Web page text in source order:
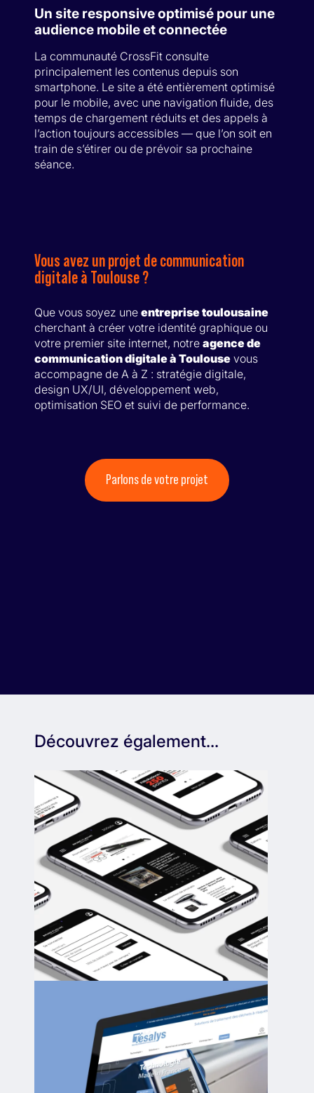
Un site responsive optimisé pour une
audience mobile et connectée
La communauté CrossFit consulte
principalement les contenus depuis son
smartphone. Le site a été entièrement optimisé
pour le mobile, avec une navigation fluide, des
temps de chargement réduits et des appels à
l’action toujours accessibles — que l’on soit en
train de s’étirer ou de prévoir sa prochaine
séance.
Vous avez un projet de communication
digitale à Toulouse ?
Que vous soyez une entreprise toulousaine
cherchant à créer votre identité graphique ou
votre premier site internet, notre agence de
communication digitale à Toulouse vous
accompagne de A à Z : stratégie digitale,
design UX/UI, développement web,
optimisation SEO et suivi de performance.
Parlons de votre projet
Découvrez également...